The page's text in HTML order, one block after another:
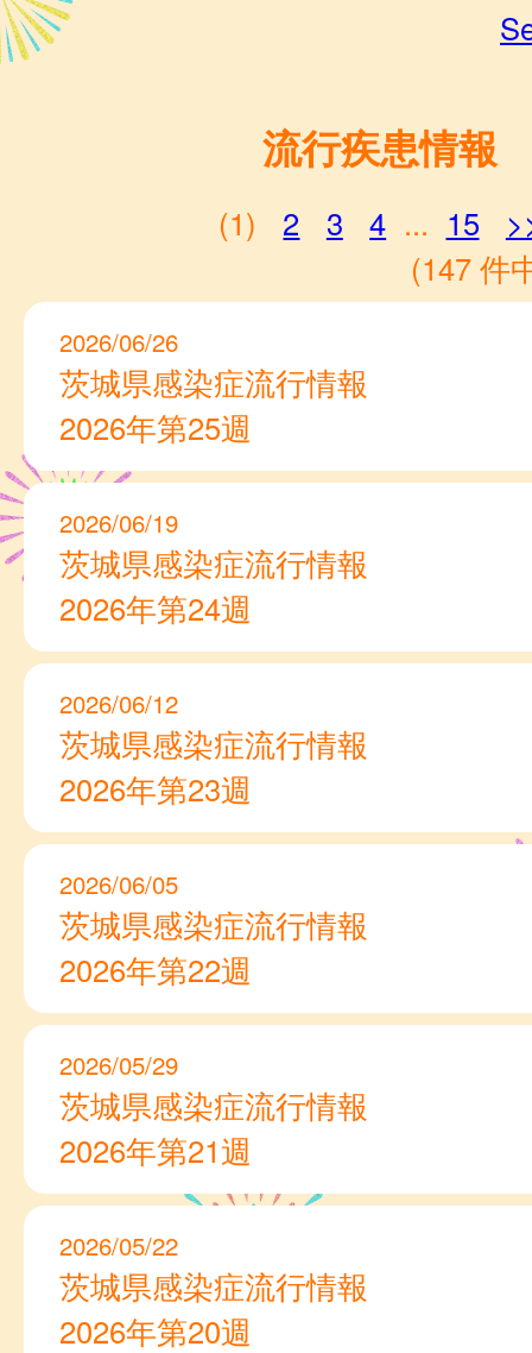
流行疾患情報
(1) 2 3 4 ... 15
(147 件
2026/06/26
茨城県感染症流行情報
2026年第25週
2026/06/19
茨城県感染症流行情報
2026年第24週
2026/06/12
茨城県感染症流行情報
2026年第23週
2026/06/05
茨城県感染症流行情報
2026年第22週
2026/05/29
茨城県感染症流行情報
2026年第21週
2026/05/22
茨城県感染症流行情報
2026年第20週